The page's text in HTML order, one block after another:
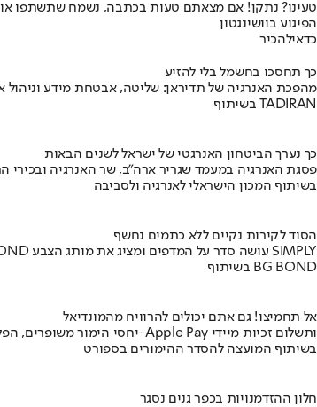
טעינו? נתקן! אם מצאתם טעות בכתבה, נשמח שתשתפו
הפיגוע בוושינגטון
כדאילהכיר
כך תחסכו בחשמל בלי להזיע
מהפכת האנרגיה של תדיראן: שליטה, אבטחת מידע וניהול
בשיתוף TADIRAN
כך נערך הביטחון האנרגטי של ישראל לשנים הבאות
פסגת האנרגיה במעמד שגריר ארה"ב, שר האנרגיה ובכירי
בשיתוף המכון הישראלי לאנרגיה ולסביבה
הסוד לקירות נקיים ללא כתמים נחשף
מומחה BG BOND עושה סדר על המדפים ומציג את מותג הצבע SIMPLY
בשיתוף BG BOND
אל תחמיצו! גם אתם יכולים להרוויח מהמונדיאל
יחסי הימור משופרים, הפקדות ב-Apple Pay ותשלום זכיות מיידי
בשיתוף המועצה להסדר ההימורים בספורט
חלון ההזדמנויות בכפר גנים נסגר